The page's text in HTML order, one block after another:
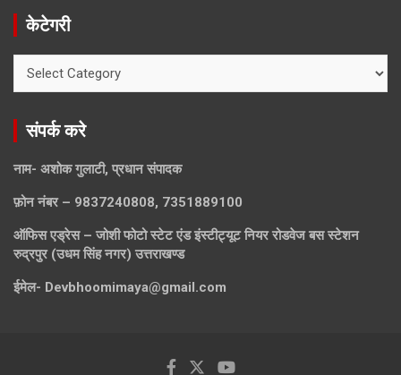
केटेगरी
संपर्क करे
नाम- अशोक गुलाटी, प्रधान संपादक
फ़ोन नंबर – 9837240808, 7351889100
ऑफिस एड्रेस – जोशी फोटो स्टेट एंड इंस्टीट्यूट नियर रोडवेज बस स्टेशन
रुद्रपुर (उधम सिंह नगर) उत्तराखण्ड
ईमेल- Devbhoomimaya@gmail.com